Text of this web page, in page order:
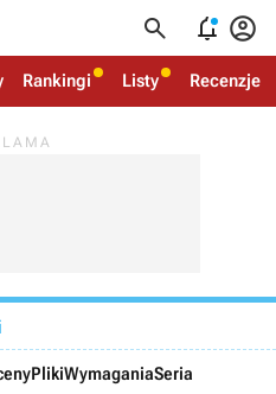
  
Rankingi Listy Recenzje
PlikiWymaganiaSeria